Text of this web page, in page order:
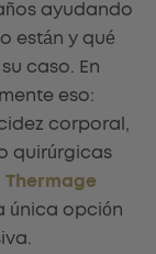
ayudando
están y qué
caso. En
eso:
corporal,
quirúrgicas
Thermage
única opción